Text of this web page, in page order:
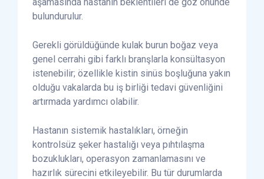
bulundurulur.
Gerekli görüldüğünde kulak burun boğaz veya
genel cerrahi gibi farklı branşlarla konsültasyon
istenebilir; özellikle kistin sinüs boşluğuna yakın
olduğu vakalarda bu iş birliği tedavi güvenliğini
artırmada yardımcı olabilir.
Hastanın sistemik hastalıkları, örneğin
kontrolsüz şeker hastalığı veya pıhtılaşma
bozuklukları, operasyon zamanlamasını ve
hazırlık sürecini etkileyebilir. Bu tür durumlarda